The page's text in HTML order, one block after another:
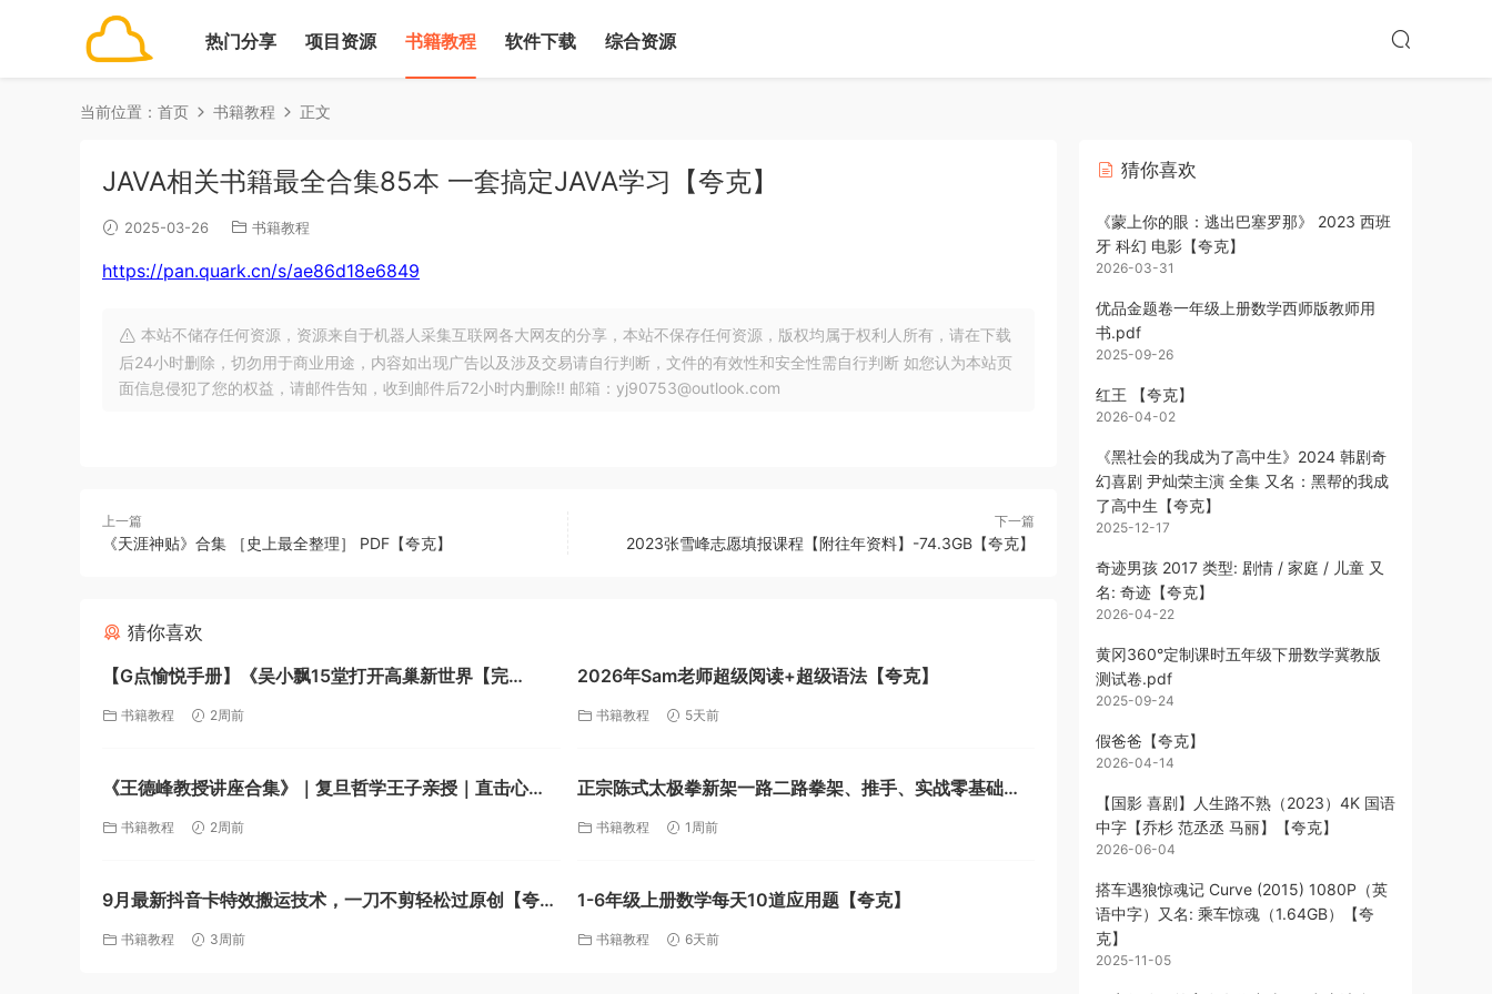
热门分享 项目资源 书籍教程 软件下载 综合资源
当前位置： 首页 书籍教程 正文
JAVA相关书籍最全合集85本 一套搞定JAVA学习【夸克】
2025-03-26 书籍教程
https://pan.quark.cn/s/ae86d18e6849
本站不储存任何资源，资源来自于机器人采集互联网各大网友的分享，本站不保存任何资源，版权均属于权利人所有，请在下载
后24小时删除，切勿用于商业用途，内容如出现广告以及涉及交易请自行判断，文件的有效性和安全性需自行判断 如您认为本站页
面信息侵犯了您的权益，请邮件告知，收到邮件后72小时内删除!! 邮箱：yj90753@outlook.com
上一篇
《天涯神贴》合集 ［史上最全整理］ PDF【夸克】
下一篇
2023张雪峰志愿填报课程【附往年资料】-74.3GB【夸克】
猜你喜欢
【G点愉悦手册】《吴小飘15堂打开高巢新世界【完
结】》【MP4】【1.1G】【夸克】
书籍教程 2周前
2026年Sam老师超级阅读+超级语法【夸克】
书籍教程 5天前
《王德峰教授讲座合集》｜复旦哲学王子亲授｜直击心灵
的人生智慧课【夸克】
书籍教程 2周前
正宗陈式太极拳新架一路二路拳架、推手、实战零基础视
频教学【夸克】
书籍教程 1周前
9月最新抖音卡特效搬运技术，一刀不剪轻松过原创【夸
克】书籍教程 3周前
1-6年级上册数学每天10道应用题【夸克】
书籍教程 6天前
猜你喜欢
《蒙上你的眼：逃出巴塞罗那》 2023 西班
牙 科幻 电影【夸克】
2026-03-31
优品金题卷一年级上册数学西师版教师用
书.pdf
2025-09-26
红王 【夸克】
2026-04-02
《黑社会的我成为了高中生》2024 韩剧奇
幻喜剧 尹灿荣主演 全集 又名：黑帮的我成
了高中生【夸克】
2025-12-17
奇迹男孩 2017 类型: 剧情 / 家庭 / 儿童 又
名: 奇迹【夸克】
2026-04-22
黄冈360°定制课时五年级下册数学冀教版
测试卷.pdf
2025-09-24
假爸爸【夸克】
2026-04-14
【国影 喜剧】人生路不熟（2023）4K 国语
中字【乔杉 范丞丞 马丽】【夸克】
2026-06-04
搭车遇狼惊魂记 Curve (2015) 1080P（英
语中字）又名: 乘车惊魂（1.64GB）【夸
克】
2025-11-05